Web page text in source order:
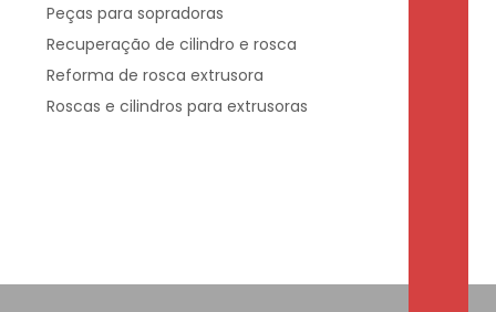
Peças para sopradoras
Recuperação de cilindro e rosca
Reforma de rosca extrusora
Roscas e cilindros para extrusoras